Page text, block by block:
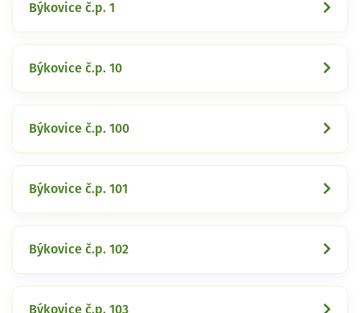
Býkovice č.p. 1
Býkovice č.p. 10
Býkovice č.p. 100
Býkovice č.p. 101
Býkovice č.p. 102
Býkovice č.p. 103